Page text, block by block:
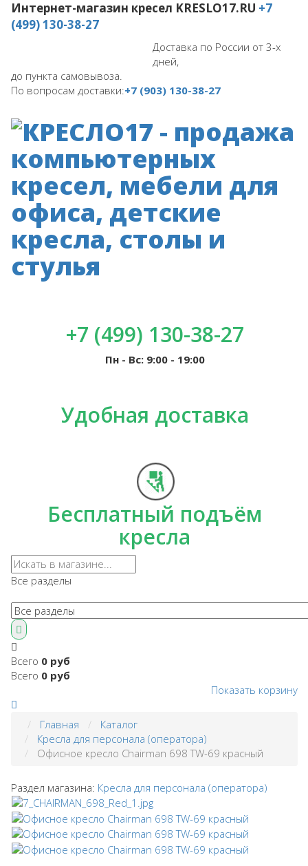
Интернет-магазин кресел KRESLO17.RU +7
(499) 130-38-27
Доставка по России от 3-х
дней,
до пункта самовывоза.
По вопросам доставки:+7 (903) 130-38-27
+7 (499) 130-38-27
Пн - Вс: 9:00 - 19:00
Удобная доставка
Бесплатный подъём
кресла
Все разделы
Всего 0 руб
Всего 0 руб
Показать корзину
Главная
Каталог
Кресла для персонала (оператора)
Офисное кресло Chairman 698 TW-69 красный
Раздел магазина: Кресла для персонала (оператора)